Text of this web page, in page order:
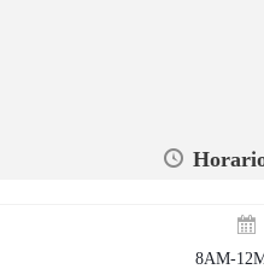
8AM-